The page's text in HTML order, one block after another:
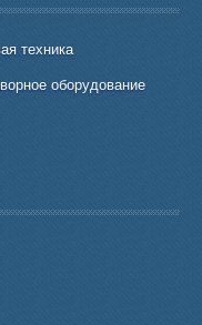
техника
оборудование